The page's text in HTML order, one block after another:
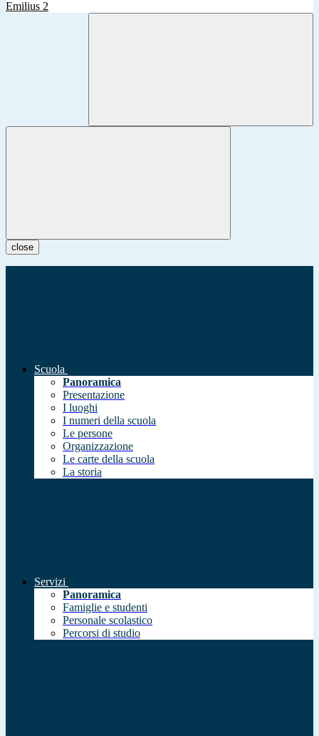
close
Scuola
Panoramica
Presentazione
I luoghi
I numeri della scuola
Le persone
Organizzazione
Le carte della scuola
La storia
Servizi
Panoramica
Famiglie e studenti
Personale scolastico
Percorsi di studio